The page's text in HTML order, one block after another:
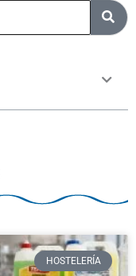
HOSTELERÍA